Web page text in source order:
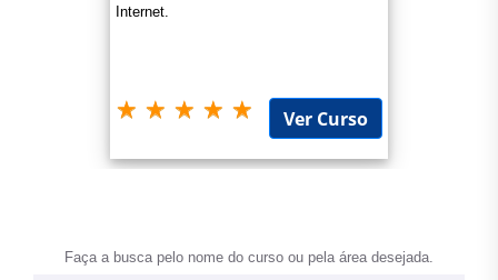
Internet.
Ver Curso
Faça a busca pelo nome do curso ou pela área desejada.